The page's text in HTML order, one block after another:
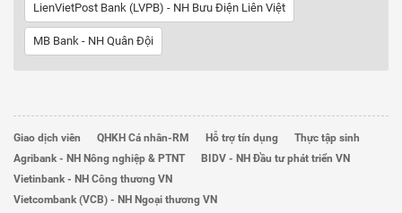
LienVietPost Bank (LVPB) - NH Bưu Điện Liên Việt
MB Bank - NH Quân Đội
Giao dịch viên QHKH Cá nhân-RM Hỗ trợ tín dụng
Thực tập sinh
Agribank - NH Nông nghiệp & PTNT
BIDV - NH Đầu tư phát triển VN
Vietinbank - NH Công thương VN
Vietcombank (VCB) - NH Ngoại thương VN